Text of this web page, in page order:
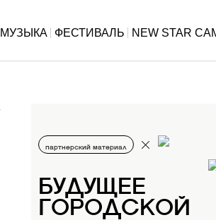
МУЗЫКА ФЕСТИВАЛЬ NEW STAR
партнерский материал
БУДУЩЕЕ
ГОРОДСКОЙ